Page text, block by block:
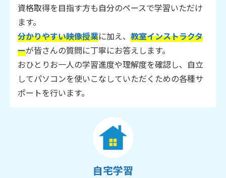
資格取得を目指す方も自分のペースで学習いただけ
ます。
分かりやすい映像授業に加え、 教室インストラクタ
ーが皆さんの質問に丁寧にお答えします。
おひとりお一人の学習進度や理解度を確認し、自立
してパソコンを使いこなしていただくための各種サ
ポートを行います。
自宅学習